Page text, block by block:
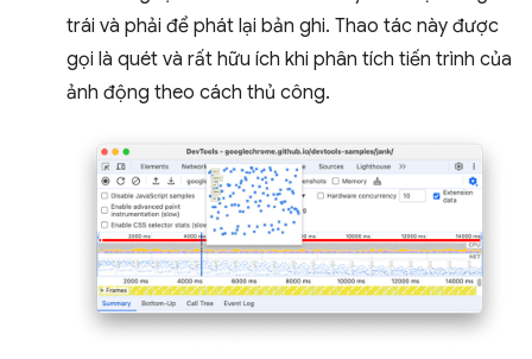
trái và phải để phát lại bản ghi. Thao tác này được
gọi là quét và rất hữu ích khi phân tích tiến trình của
ảnh động theo cách thủ công.